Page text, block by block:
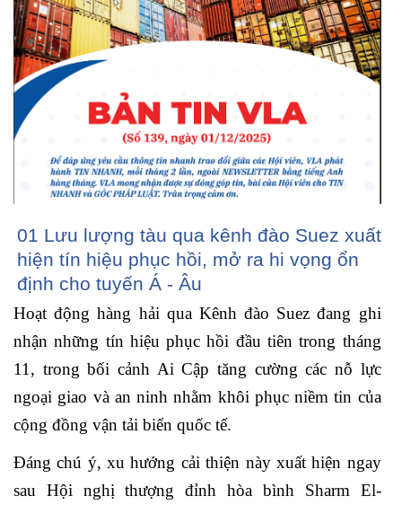
01 Lưu lượng tàu qua kênh đào Suez xuất
hiện tín hiệu phục hồi, mở ra hi vọng ổn
định cho tuyến Á - Âu
Hoạt động hàng hải qua Kênh đào Suez đang ghi
nhận những tín hiệu phục hồi đầu tiên trong tháng
11, trong bối cảnh Ai Cập tăng cường các nỗ lực
ngoại giao và an ninh nhằm khôi phục niềm tin của
cộng đồng vận tải biển quốc tế.
Đáng chú ý, xu hướng cải thiện này xuất hiện ngay
sau Hội nghị thượng đỉnh hòa bình Sharm El-